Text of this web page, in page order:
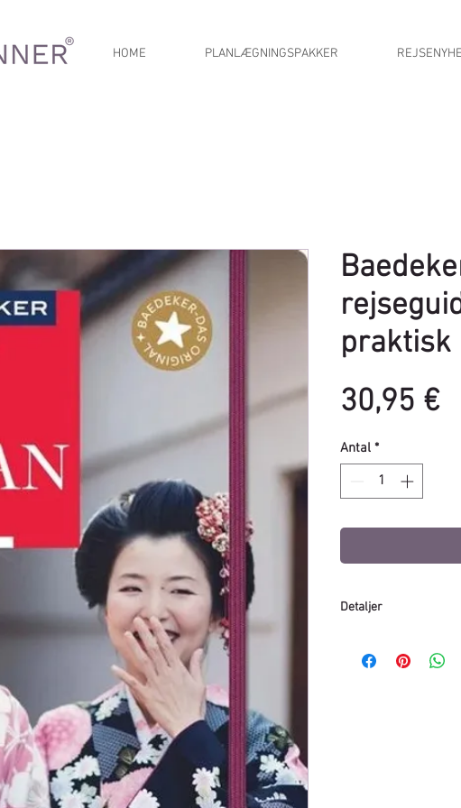
HOME PLANLÆGNINGSPAKKER
praktisk
30,95 €
Antal *
Detaljer
Udgave:
15. udgave